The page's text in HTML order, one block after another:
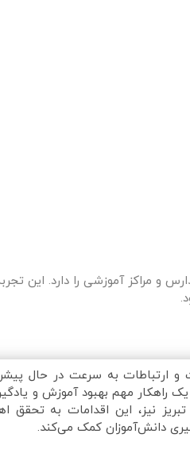
و مراکز آموزشی را دارد. این
و ارتباطات به سرعت در حال
یک راهکار مهم بهبود آموزش و
نیز، این اقدامات به تحقق
دانش‌آموزان کمک می‌کند.